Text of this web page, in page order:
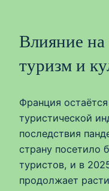
Влияние
туризм и
Франция
туристической
последствия
страну посетило
туристов, и в
продолжает